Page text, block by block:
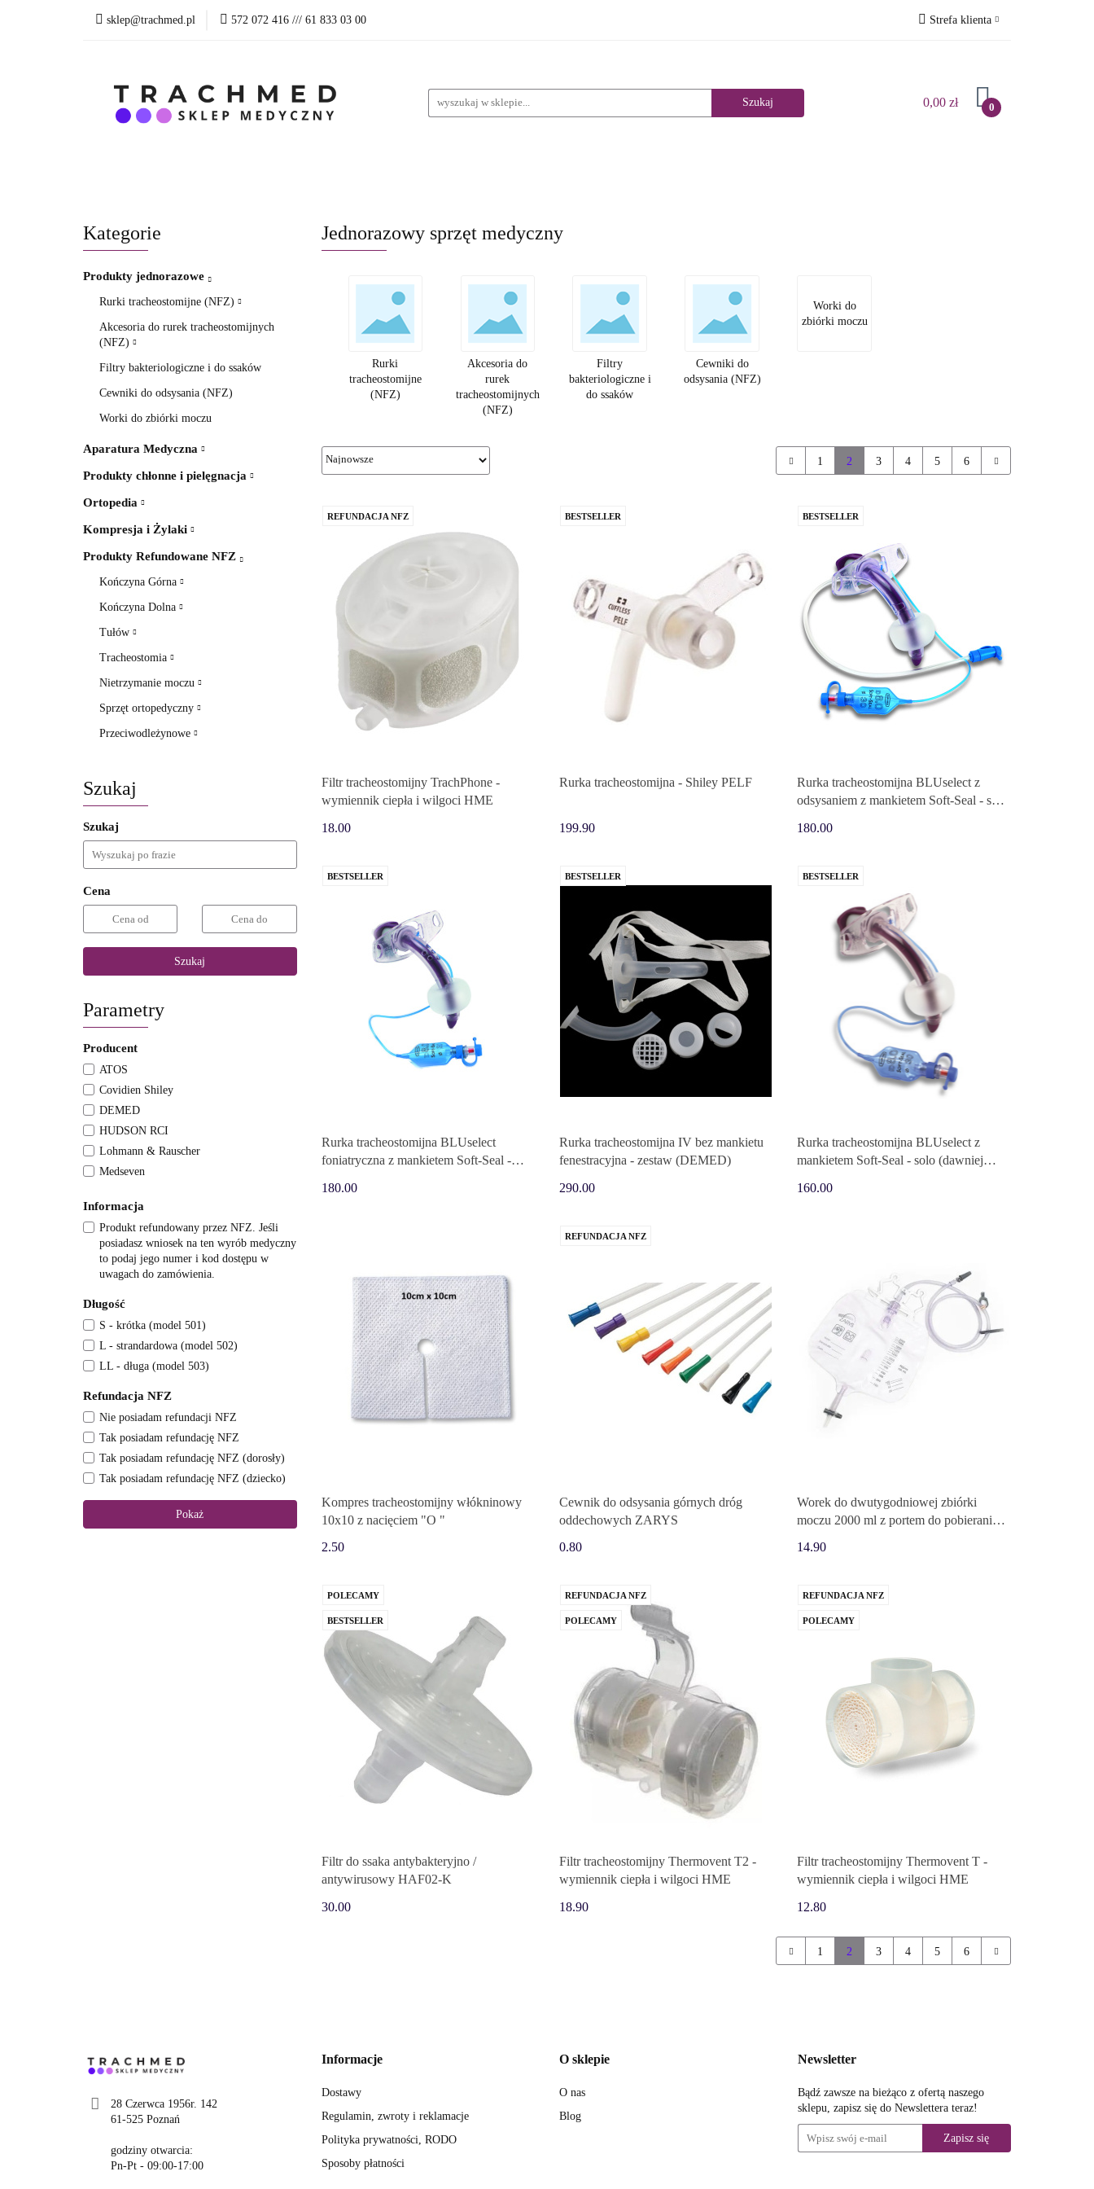
sklep@trachmed.pl 572 072 416 /// 61 833 03 00 Strefa klienta
Zarejestruj się
Dodaj zgłoszenie
0,00 zł 0
WSZYSTKIE PRODUKTY
BLOG SKLEP STACJONARNY
Kategorie
Produkty jednorazowe
Rurki tracheostomijne (NFZ)
Akcesoria do rurek tracheostomijnych
(NFZ)
Filtry bakteriologiczne i do ssaków
Cewniki do odsysania (NFZ)
Worki do zbiórki moczu
Aparatura Medyczna
Produkty chłonne i pielęgnacja
Ortopedia
Kompresja i Żylaki
Produkty Refundowane NFZ
Kończyna Górna
Kończyna Dolna
Tułów
Tracheostomia
Nietrzymanie moczu
Sprzęt ortopedyczny
Przeciwodleżynowe
Szukaj
Szukaj
Cena
Szukaj
Parametry
Producent
ATOS
Covidien Shiley
DEMED
HUDSON RCI
Lohmann & Rauscher
Medseven
Portex
Shadong Zhenfu Medical Device Co. Ltd
Sumi
Teleflex
Informacja
Produkt refundowany przez NFZ. Jeśli
posiadasz wniosek na ten wyrób medyczny
to podaj jego numer i kod dostępu w
uwagach do zamówienia.
Długość
S - krótka (model 501)
L - strandardowa (model 502)
LL - długa (model 503)
Refundacja NFZ
Nie posiadam refundacji NFZ
Tak posiadam refundację NFZ
Tak posiadam refundację NFZ (dorosły)
Tak posiadam refundację NFZ (dziecko)
Pokaż
Jednorazowy sprzęt medyczny
Rurki
tracheostomijne
(NFZ)
Akcesoria do
rurek
tracheostomijnych
(NFZ)
Filtry
bakteriologiczne i
do ssaków
Cewniki do
odsysania (NFZ)
Worki do
zbiórki moczu
1 2 3 4 5 6
REFUNDACJA NFZ
Filtr tracheostomijny TrachPhone -
wymiennik ciepła i wilgoci HME
18.00
BESTSELLER
Rurka tracheostomijna - Shiley PELF
199.90
BESTSELLER
Rurka tracheostomijna BLUselect z
odsysaniem z mankietem Soft-Seal - solo
180.00
BESTSELLER
Rurka tracheostomijna BLUselect
foniatryczna z mankietem Soft-Seal -
180.00
BESTSELLER
Rurka tracheostomijna IV bez mankietu
fenestracyjna - zestaw (DEMED)
290.00
BESTSELLER
Rurka tracheostomijna BLUselect z
mankietem Soft-Seal - solo (dawniej
160.00
Kompres tracheostomijny włókninowy
10x10 z nacięciem "O "
2.50
REFUNDACJA NFZ
Cewnik do odsysania górnych dróg
oddechowych ZARYS
0.80
Worek do dwutygodniowej zbiórki
moczu 2000 ml z portem do pobierania
14.90
POLECAMY
BESTSELLER
Filtr do ssaka antybakteryjno /
antywirusowy HAF02-K
30.00
REFUNDACJA NFZ
POLECAMY
Filtr tracheostomijny Thermovent T2 -
wymiennik ciepła i wilgoci HME
18.90
REFUNDACJA NFZ
POLECAMY
Filtr tracheostomijny Thermovent T -
wymiennik ciepła i wilgoci HME
12.80
1 2 3 4 5 6
28 Czerwca 1956r. 142
61-525 Poznań
godziny otwarcia:
Pn-Pt - 09:00-17:00
Informacje
Dostawy
Regulamin, zwroty i reklamacje
Polityka prywatności, RODO
Sposoby płatności
O sklepie
O nas
Blog
Newsletter
Bądź zawsze na bieżąco z ofertą naszego
sklepu, zapisz się do Newslettera teraz!